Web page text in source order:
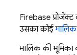
Firebase
उसका कोईमालिक
मालिक की भूमिका